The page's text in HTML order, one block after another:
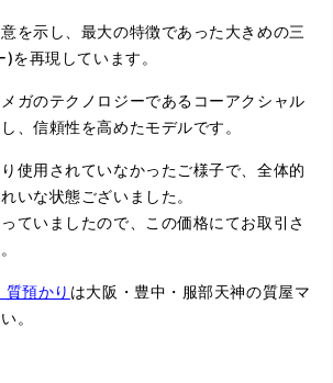
を示し、最大の特徴であった大きめの三
を再現しています。
ガのテクノロジーであるコーアクシャル
、信頼性を高めたモデルです。
使用されていなかったご様子で、全体的
いな状態ございました。
ていましたので、この価格にてお取引さ
預かり は大阪・豊中・服部天神の質屋マ
。